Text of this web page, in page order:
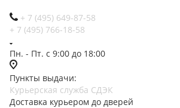
+ 7 (495) 649-87-58
+ 7 (495) 766-18-58
Пн. - Пт. с 9:00 до 18:00
Пункты выдачи:
Курьерская служба СДЭК
Доставка курьером до дверей